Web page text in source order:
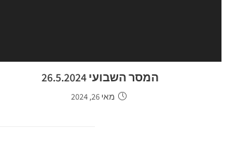
המסר השבועי 26.5.2024
מאי 26, 2024